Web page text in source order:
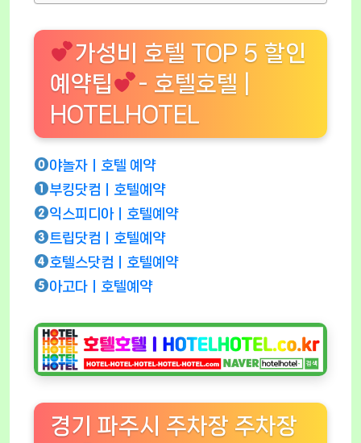
가성비 호텔 TOP 5 할인
예약팁
- 호텔호텔 |
HOTELHOTEL
야놀자ㅣ호텔 예약
부킹닷컴ㅣ호텔예약
익스피디아ㅣ호텔예약
트립닷컴ㅣ호텔예약
호텔스닷컴ㅣ호텔예약
아고다ㅣ호텔예약
경기 파주시 주차장 주차장